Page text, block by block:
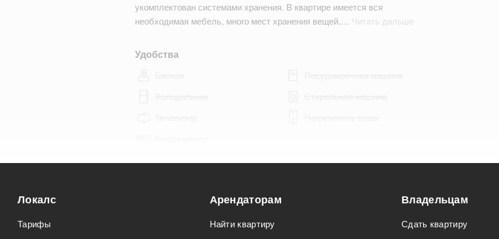
укомплектован системами хранения. В квартире имеется вся
необходимая мебель, много мест хранения вещей.… Читать дальше
Удобства
Подходит для мероприятий
Локалс
Тарифы
Арендаторам
Найти квартиру
Владельцам
Сдать квартиру